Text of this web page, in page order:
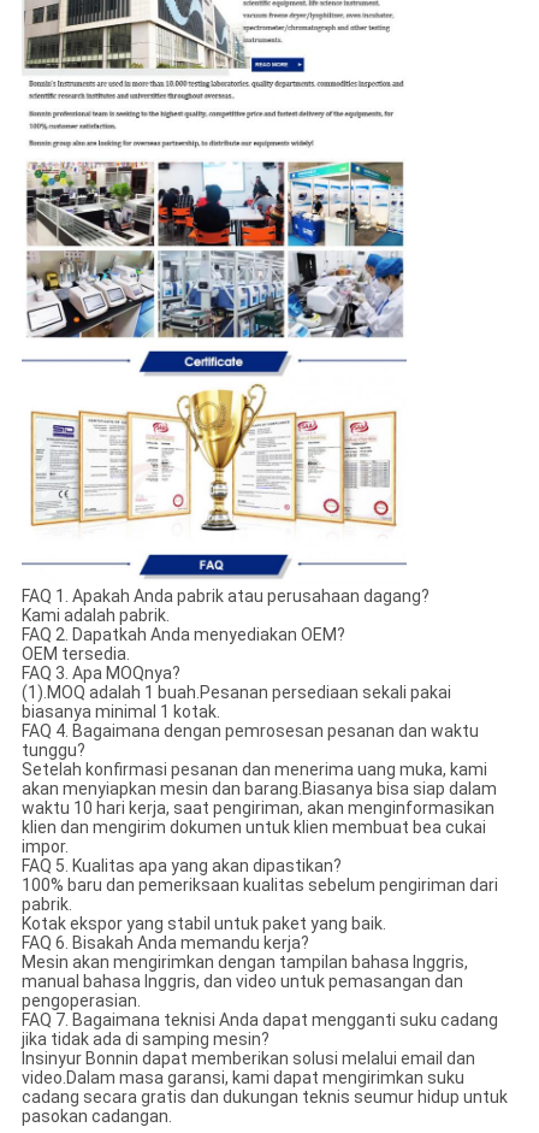
FAQ 1. Apakah Anda pabrik atau perusahaan dagang?
Kami adalah pabrik.
FAQ 2. Dapatkah Anda menyediakan OEM?
OEM tersedia.
FAQ 3. Apa MOQnya?
(1).MOQ adalah 1 buah.Pesanan persediaan sekali pakai
biasanya minimal 1 kotak.
FAQ 4. Bagaimana dengan pemrosesan pesanan dan waktu
tunggu?
Setelah konfirmasi pesanan dan menerima uang muka, kami
akan menyiapkan mesin dan barang.Biasanya bisa siap dalam
waktu 10 hari kerja, saat pengiriman, akan menginformasikan
klien dan mengirim dokumen untuk klien membuat bea cukai
impor.
FAQ 5. Kualitas apa yang akan dipastikan?
100% baru dan pemeriksaan kualitas sebelum pengiriman dari
pabrik.
Kotak ekspor yang stabil untuk paket yang baik.
FAQ 6. Bisakah Anda memandu kerja?
Mesin akan mengirimkan dengan tampilan bahasa Inggris,
manual bahasa Inggris, dan video untuk pemasangan dan
pengoperasian.
FAQ 7. Bagaimana teknisi Anda dapat mengganti suku cadang
jika tidak ada di samping mesin?
Insinyur Bonnin dapat memberikan solusi melalui email dan
video.Dalam masa garansi, kami dapat mengirimkan suku
cadang secara gratis dan dukungan teknis seumur hidup untuk
pasokan cadangan.